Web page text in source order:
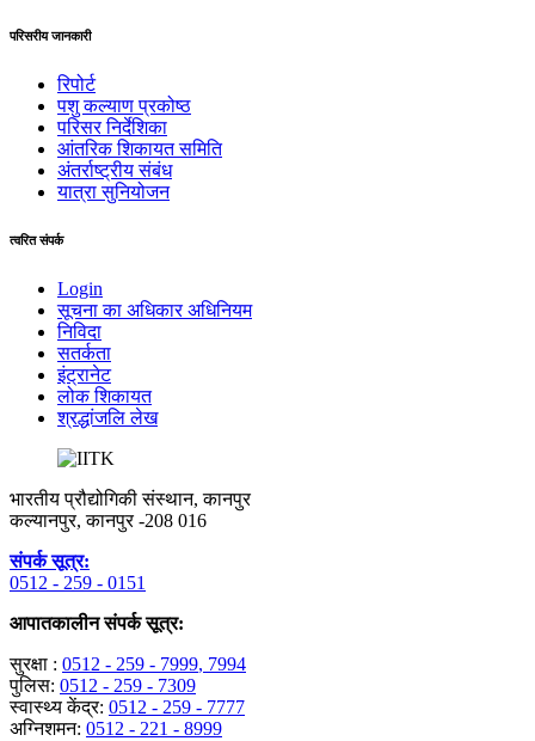
परिसरीय जानकारी
रिपोर्ट
पशु कल्याण प्रकोष्ठ
परिसर निर्देशिका
आंतरिक शिकायत समिति
अंतर्राष्‍ट्रीय संबंध
यात्रा सुनियोजन
त्वरित संपर्क
Login
सूचना का अधिकार अधिनियम
निविदा
सतर्कता
इंट्रानेट
लोक शिकायत
श्रद्धांजलि लेख
भारतीय प्रौद्योगिकी संस्थान, कानपुर
कल्यानपुर, कानपुर -208 016
संपर्क सूत्र:
0512 - 259 - 0151
आपातकालीन संपर्क सूत्र:
सुरक्षा : 0512 - 259 - 7999, 7994
पुलिस: 0512 - 259 - 7309
स्वास्थ्य केंद्र: 0512 - 259 - 7777
अग्निशमन: 0512 - 221 - 8999